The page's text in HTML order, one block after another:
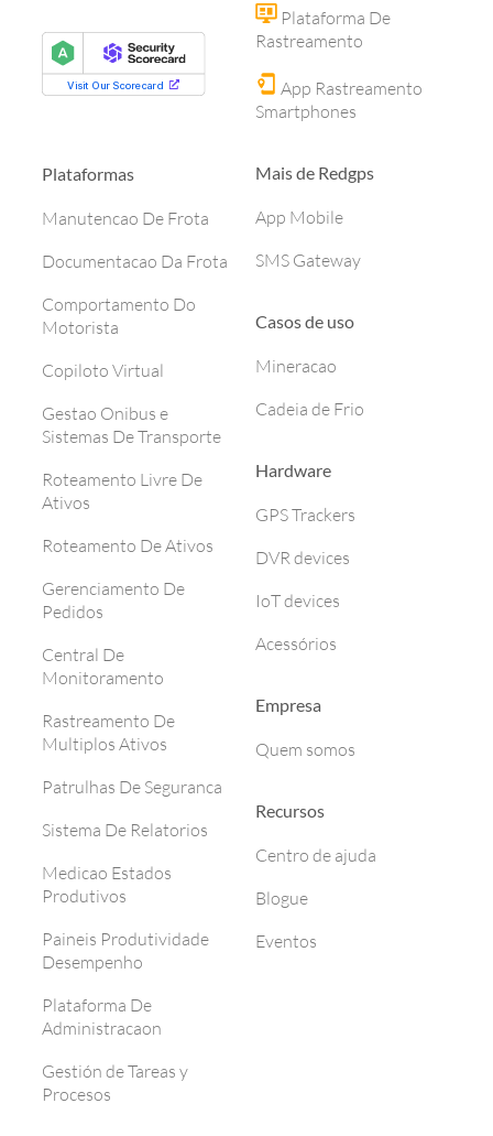
Plataformas
Manutencao De Frota
Documentacao Da Frota
Comportamento Do
Motorista
Copiloto Virtual
Gestao Onibus e
Sistemas De Transporte
Roteamento Livre De
Ativos
Roteamento De Ativos
Gerenciamento De
Pedidos
Central De
Monitoramento
Rastreamento De
Multiplos Ativos
Patrulhas De Seguranca
Sistema De Relatorios
Medicao Estados
Produtivos
Paineis Produtividade
Desempenho
Plataforma De
Administracaon
Gestión de Tareas y
Procesos
Plataforma De
Rastreamento
App Rastreamento
Smartphones
Mais de Redgps
App Mobile
SMS Gateway
Casos de uso
Mineracao
Cadeia de Frio
Hardware
GPS Trackers
DVR devices
IoT devices
Acessórios
Empresa
Quem somos
Recursos
Centro de ajuda
Blogue
Eventos